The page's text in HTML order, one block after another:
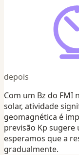
depois
Com um Bz do FMI
solar, atividade
geomagnética é
previsão Kp
esperamos que a
gradualmente.